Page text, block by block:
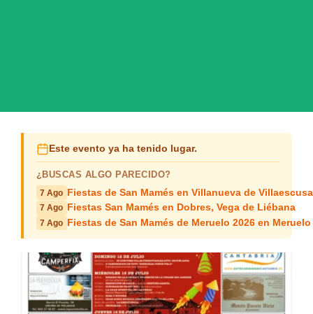
Este evento ya ha tenido lugar.
¿BUSCAS ALGO PARECIDO?
7 Ago Fiestas de San Mamés en Villanueva de
7 Ago Fiestas San Mamés en Dobres, Vega de Liébana
7 Ago Fiestas de San Mamés de Meruelo 2026 en Meruelo